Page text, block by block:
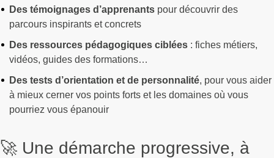
Des témoignages d’apprenants pour découvrir des
parcours inspirants et concrets
Des ressources pédagogiques ciblées : fiches métiers,
vidéos, guides des formations…
Des tests d’orientation et de personnalité, pour vous aider
à mieux cerner vos points forts et les domaines où vous
pourriez vous épanouir
🚀 Une démarche progressive, à